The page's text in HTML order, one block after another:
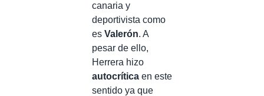
canaria y
deportivista como
es Valerón. A
pesar de ello,
Herrera hizo
autocrítica en este
sentido ya que